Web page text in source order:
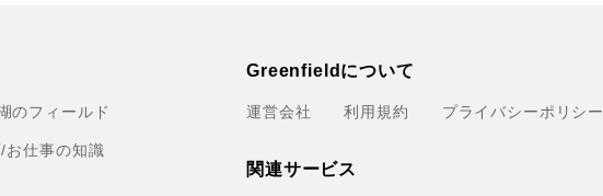
のフィールド
お仕事の知識
Greenfieldについて
運営会社 利用規約 プライバシーポリシー
関連サービス